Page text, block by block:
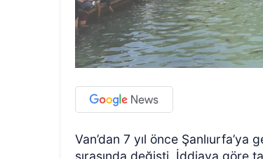
Van’dan 7 yıl önce Şanlıurfa’ya
sırasında değişti. İddiaya göre